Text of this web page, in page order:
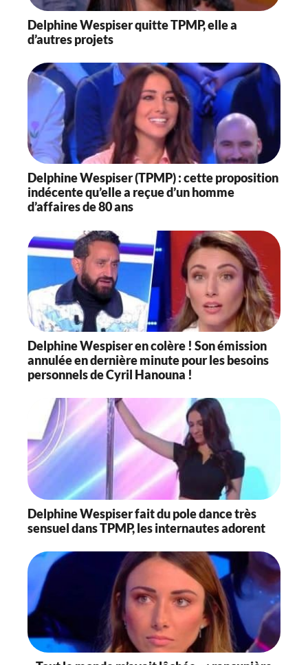
Delphine Wespiser quitte TPMP, elle a
d’autres projets
Delphine Wespiser (TPMP) : cette proposition
indécente qu’elle a reçue d’un homme
d’affaires de 80 ans
Delphine Wespiser en colère ! Son émission
annulée en dernière minute pour les besoins
personnels de Cyril Hanouna !
Delphine Wespiser fait du pole dance très
sensuel dans TPMP, les internautes adorent